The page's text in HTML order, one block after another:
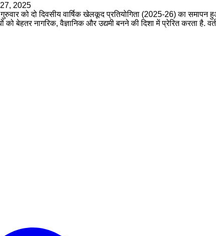
2025
गुरुवार को दो दिवसीय वार्षिक खेलकूद प्रतियोगिता (2025-26) का
को बेहतर नागरिक, वैज्ञानिक और उद्यमी बनने की दिशा में प्रेरित करता है.